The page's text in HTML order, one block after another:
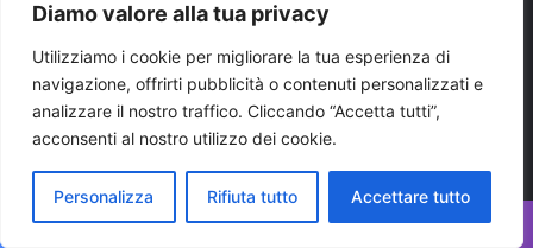
Diamo valore alla tua privacy
Utilizziamo i cookie per migliorare la tua esperienza di
navigazione, offrirti pubblicità o contenuti personalizzati e
analizzare il nostro traffico. Cliccando “Accetta tutti”,
acconsenti al nostro utilizzo dei cookie.
Personalizza Rifiuta tutto Accettare tutto
Politica Valle d'Itria
povertà
prevenzione e salute
Prima pagina
Prima Pagina Old
(12.859)
prodotti a Km 0